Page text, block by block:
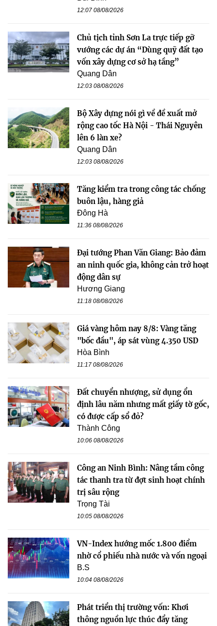
12:07 08/08/2026
Chủ tịch tỉnh Sơn La trực tiếp gỡ
vướng các dự án “Dùng quỹ đất tạo
vốn xây dựng cơ sở hạ tầng”
Quang Dân
12:03 08/08/2026
Bộ Xây dựng nói gì về đề xuất mở
rộng cao tốc Hà Nội - Thái Nguyên
lên 6 làn xe?
Quang Dân
12:03 08/08/2026
Tăng kiểm tra trong công tác chống
buôn lậu, hàng giả
Đông Hà
11:36 08/08/2026
Đại tướng Phan Văn Giang: Bảo đảm
an ninh quốc gia, không cản trở hoạt
động dân sự
Hương Giang
11:18 08/08/2026
Giá vàng hôm nay 8/8: Vàng tăng
"bốc đầu", áp sát vùng 4.350 USD
Hòa Bình
11:17 08/08/2026
Đất chuyển nhượng, sử dụng ổn
định lâu năm nhưng mất giấy tờ gốc,
có được cấp sổ đỏ?
Thành Công
10:06 08/08/2026
Công an Ninh Bình: Nâng tầm công
tác thanh tra từ đợt sinh hoạt chính
trị sâu rộng
Trọng Tài
10:05 08/08/2026
VN-Index hướng mốc 1.800 điểm
nhờ cổ phiếu nhà nước và vốn ngoại
B.S
10:04 08/08/2026
Phát triển thị trường vốn: Khơi
thông nguồn lực thúc đẩy tăng